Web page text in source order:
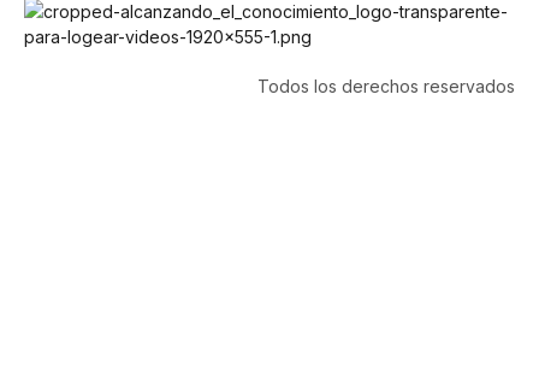
Todos los derechos reservados